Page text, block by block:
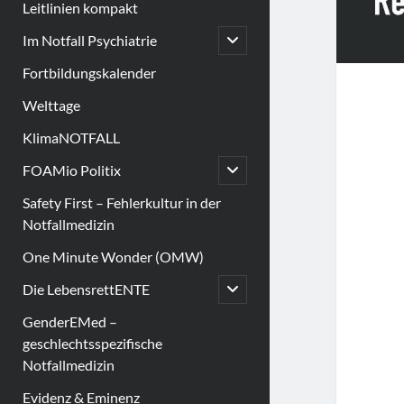
Leitlinien kompakt
Im Notfall Psychiatrie
open
child
Fortbildungskalender
Welttage
KlimaNOTFALL
FOAMio Politix
open
child
Safety First – Fehlerkultur in der
Notfallmedizin
One Minute Wonder (OMW)
Die LebensrettENTE
open
child
GenderEMed –
geschlechtsspezifische
Notfallmedizin
Evidenz & Eminenz